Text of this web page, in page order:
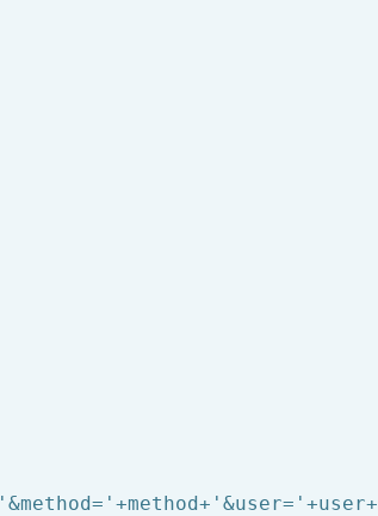
'&method=' +method+ '&user=' +user+